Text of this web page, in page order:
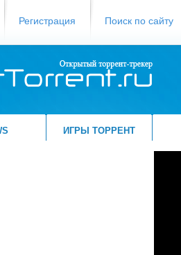
Регистрация Поиск по сайту
ИГРЫ ТОРРЕНТ